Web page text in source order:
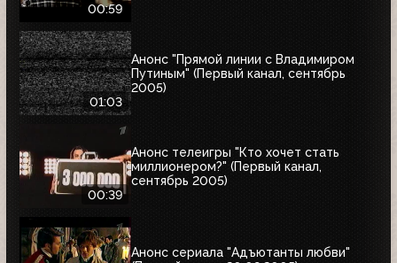
00:59
01:03
Анонс "Прямой линии с Владимиром
Путиным" (Первый канал, сентябрь
2005)
00:39
Анонс телеигры "Кто хочет стать
миллионером?" (Первый канал,
сентябрь 2005)
Анонс сериала "Адъютанты любви"